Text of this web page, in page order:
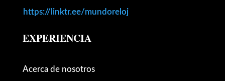
https://linktr.ee/mundoreloj
EXPERIENCIA
Acerca de nosotros